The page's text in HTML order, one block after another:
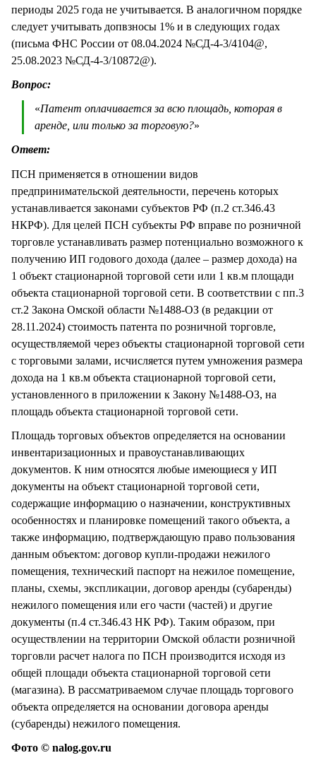
периоды 2025 года не учитывается. В аналогичном порядке
следует учитывать допвзносы 1% и в следующих годах
(письма ФНС России от 08.04.2024 №СД-4-3/4104@,
25.08.2023 №СД-4-3/10872@).
Вопрос:
«Патент оплачивается за всю площадь, которая в
аренде, или только за торговую?»
Ответ:
ПСН применяется в отношении видов
предпринимательской деятельности, перечень которых
устанавливается законами субъектов РФ (п.2 ст.346.43
НКРФ). Для целей ПСН субъекты РФ вправе по розничной
торговле устанавливать размер потенциально возможного к
получению ИП годового дохода (далее – размер дохода) на
1 объект стационарной торговой сети или 1 кв.м площади
объекта стационарной торговой сети. В соответствии с пп.3
ст.2 Закона Омской области №1488-ОЗ (в редакции от
28.11.2024) стоимость патента по розничной торговле,
осуществляемой через объекты стационарной торговой сети
с торговыми залами, исчисляется путем умножения размера
дохода на 1 кв.м объекта стационарной торговой сети,
установленного в приложении к Закону №1488-ОЗ, на
площадь объекта стационарной торговой сети.
Площадь торговых объектов определяется на основании
инвентаризационных и правоустанавливающих
документов. К ним относятся любые имеющиеся у ИП
документы на объект стационарной торговой сети,
содержащие информацию о назначении, конструктивных
особенностях и планировке помещений такого объекта, а
также информацию, подтверждающую право пользования
данным объектом: договор купли-продажи нежилого
помещения, технический паспорт на нежилое помещение,
планы, схемы, экспликации, договор аренды (субаренды)
нежилого помещения или его части (частей) и другие
документы (п.4 ст.346.43 НК РФ). Таким образом, при
осуществлении на территории Омской области розничной
торговли расчет налога по ПСН производится исходя из
общей площади объекта стационарной торговой сети
(магазина). В рассматриваемом случае площадь торгового
объекта определяется на основании договора аренды
(субаренды) нежилого помещения.
Фото © nalog.gov.ru